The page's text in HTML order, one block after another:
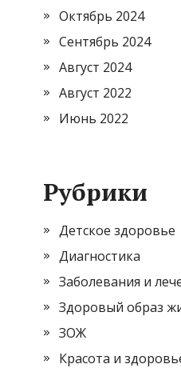
Октябрь 2024
Сентябрь 2024
Август 2024
Август 2022
Июнь 2022
Рубрики
Детское здоровье
Диагностика
Заболевания и
Здоровый образ
ЗОЖ
Красота и